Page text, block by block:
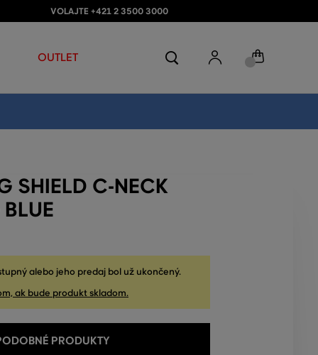
VOLAJTE +421 2 3500 3000
OUTLET
SHIELD C-NECK
alebo jeho predaj bol už ukončený.
ak bude produkt skladom.
PRODUKTY